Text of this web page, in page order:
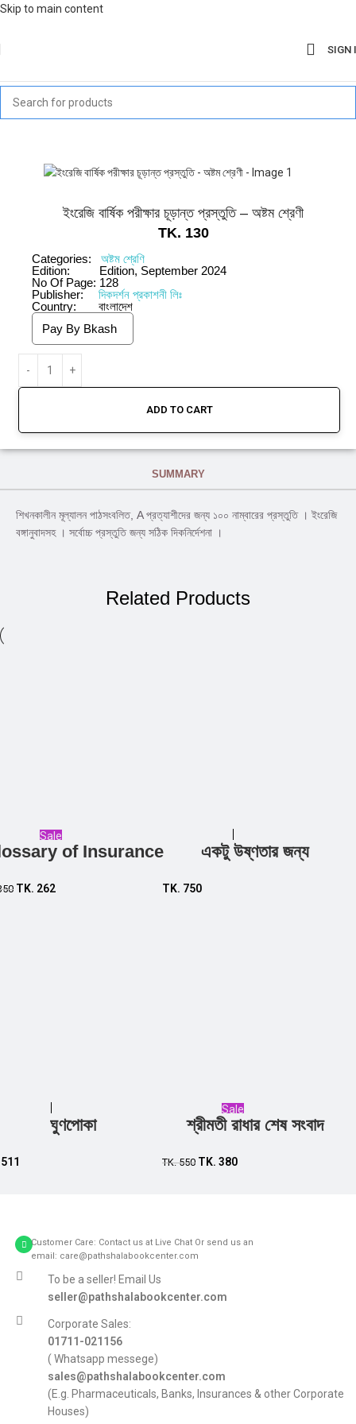
Skip to main content
SIGN
ইংরেজি বার্ষিক পরীক্ষার চূড়ান্ত প্রস্তুতি – অষ্টম শ্রেণী
TK. 130
Categories:
অষ্টম শ্রেণি
Edition:
Edition, September 2024
No Of Page: 128
Publisher:
দিকদর্শন প্রকাশনী লিঃ
Country:
বাংলাদেশ
Pay By Bkash
ADD TO CART
SUMMARY
শিখনকালীন মূল্যালন পাঠসংবলিত, A প্রত্যাশীদের জন্য ১০০ নাম্বারের প্রস্তুতি । ইংরেজি
বঙ্গানুবাদসহ । সর্বোচ্চ প্রস্তুতি জন্য সঠিক দিকনির্দেশনা ।
Related Products
Sale
of Insurance
TK. 262
Add to cart
একটু উষ্ণতার জন্য
TK. 750
Add to cart
ঘুণপোকা
511
Sale
শ্রীমতী রাধার শেষ সংবাদ
TK.550 TK. 380
Customer Care: Contact us at Live Chat Or send us an
email: care@pathshalabookcenter.com
To be a seller! Email Us
seller@pathshalabookcenter.com
Corporate Sales:
01711-021156
( Whatsapp messege)
sales@pathshalabookcenter.com
(E.g. Pharmaceuticals, Banks, Insurances & other Corporate
Houses)